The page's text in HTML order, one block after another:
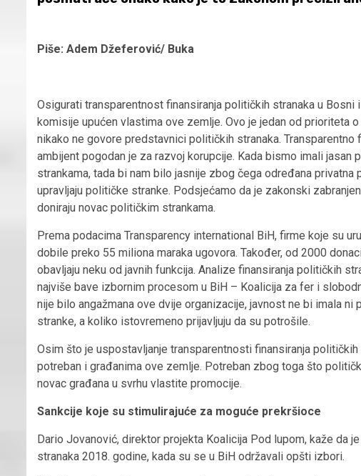
Piše: Adem Džeferović/ Buka
Osigurati transparentnost finansiranja političkih stranaka u
komisije upućen vlastima ove zemlje. Ovo je jedan od prioriteta
nikako ne govore predstavnici političkih stranaka.
ambijent pogodan je za razvoj korupcije. Kada bismo imali
strankama, tada bi nam bilo jasnije zbog čega određana
upravljaju političke stranke. Podsjećamo da je zakonski
doniraju novac političkim strankama.
Prema podacima Transparency international BiH, firme koje su
dobile preko 55 miliona maraka ugovora. Također, od 2000
obavljaju neku od javnih funkcija. Analize finansiranja političkih
najviše bave izbornim procesom u BiH – Koalicija za fer i
nije bilo angažmana ove dvije organizacije, javnost ne bi imala
stranke, a koliko istovremeno prijavljuju da su potrošile.
Osim što je uspostavljanje transparentnosti finansiranja
potreban i građanima ove zemlje. Potreban zbog toga što
novac građana u svrhu vlastite promocije.
Sankcije koje su stimulirajuće za moguće prekršioce
Dario Jovanović, direktor projekta Koalicija Pod lupom, kaže da
stranaka 2018. godine, kada su se u BiH održavali opšti izbori.